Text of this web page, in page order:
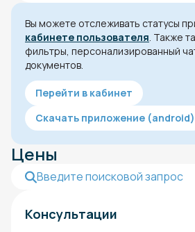
Вы можете отслеживать статусы
кабинете пользователя. Также
фильтры, персонализированный
документов.
Перейти в кабинет
Скачать приложение (android)
Цены
Консультации